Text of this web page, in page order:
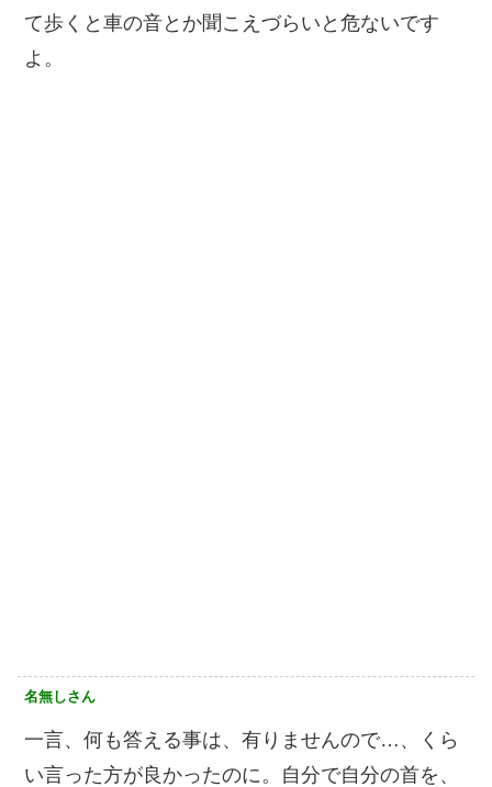
て歩くと車の音とか聞こえづらいと危ないです
よ。
名無しさん
一言、何も答える事は、有りませんので…、くら
い言った方が良かったのに。自分で自分の首を、